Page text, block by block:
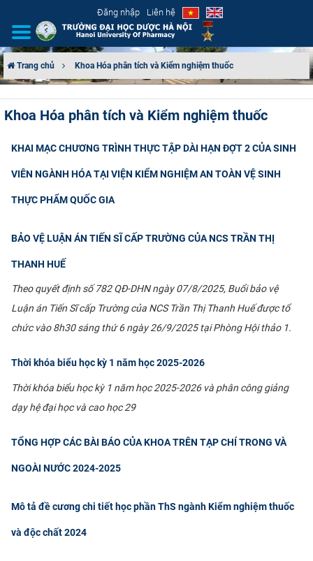
Đăng nhập Liên hệ
CƠ CẤU TỔ CHỨC
ĐÀO TẠO
ĐẢM BẢO CHẤT LƯỢNG
KHOA HỌC CÔNG NGHỆ
HTQT
CỰU NGƯỜI HỌC
Trang chủ Khoa Hóa phân tích và Kiểm nghiệm thuốc
Khoa Hóa phân tích và Kiểm nghiệm thuốc
KHAI MẠC CHƯƠNG TRÌNH THỰC TẬP DÀI HẠN ĐỢT 2 CỦA SINH
VIÊN NGÀNH HÓA TẠI VIỆN KIỂM NGHIỆM AN TOÀN VỆ SINH
THỰC PHẨM QUỐC GIA
BẢO VỆ LUẬN ÁN TIẾN SĨ CẤP TRƯỜNG CỦA NCS TRẦN THỊ
THANH HUẾ
Theo quyết định số 782 QĐ-DHN ngày 07/8/2025, Buổi bảo vệ
Luận án Tiến Sĩ cấp Trường của NCS Trần Thị Thanh Huế được tổ
chức vào 8h30 sáng thứ 6 ngày 26/9/2025 tại Phòng Hội thảo 1.
Thời khóa biểu học kỳ 1 năm học 2025-2026
Thời khóa biểu học kỳ 1 năm học 2025-2026 và phân công giảng
dạy hệ đại học và cao học 29
TỔNG HỢP CÁC BÀI BÁO CỦA KHOA TRÊN TẠP CHÍ TRONG VÀ
NGOÀI NƯỚC 2024-2025
Mô tả đề cương chi tiết học phần ThS ngành Kiểm nghiệm thuốc
và độc chất 2024